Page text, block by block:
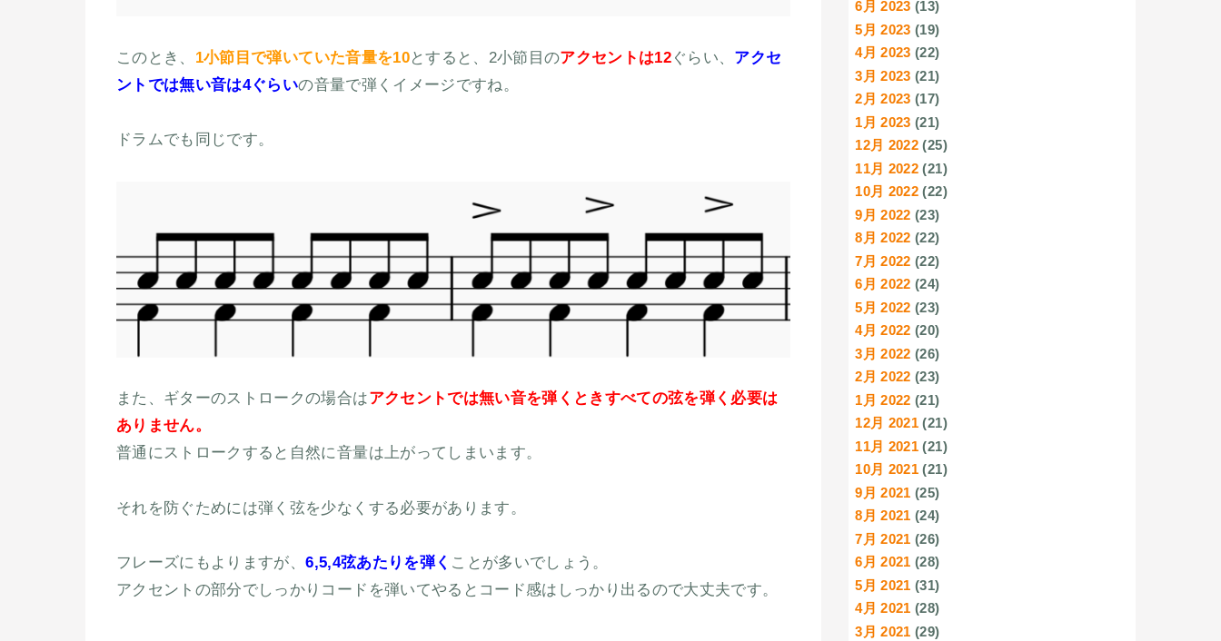
このとき、 1小節目で弾いていた音量を10とすると、2小節目のアクセントは12 ぐらい、 アクセ
ントでは無い音は4ぐらいの音量で弾くイメージですね。
ドラムでも同じです。
また、ギターのストロークの場合はアクセントでは無い音を弾くときすべての弦を弾く必要は
ありません。
普通にストロークすると自然に音量は上がってしまいます。
それを防ぐためには弾く弦を少なくする必要があります。
フレーズにもよりますが、6,5,4弦あたりを弾く ことが多いでしょう。
アクセントの部分でしっかりコードを弾いてやるとコード感はしっかり出るので大丈夫です。
6月 2023 (13)
5月 2023 (19)
4月 2023 (22)
3月 2023 (21)
2月 2023 (17)
1月 2023 (21)
12月 2022 (25)
11月 2022 (21)
10月 2022 (22)
9月 2022 (23)
8月 2022 (22)
7月 2022 (22)
6月 2022 (24)
5月 2022 (23)
4月 2022 (20)
3月 2022 (26)
2月 2022 (23)
1月 2022 (21)
12月 2021 (21)
11月 2021 (21)
10月 2021 (21)
9月 2021 (25)
8月 2021 (24)
7月 2021 (26)
6月 2021 (28)
5月 2021 (31)
4月 2021 (28)
3月 2021 (29)